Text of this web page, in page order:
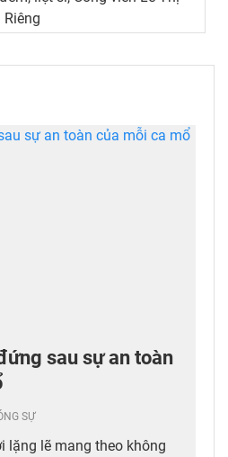
Riêng
sau sự an toàn
SỰ
lặng lẽ mang theo không